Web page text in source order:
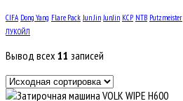
CIFA Dong Yang Flare Pack Jun Jin JunJin KCP NTB Putzmeister
ЛУКОЙЛ
Вывод всех 11 записей